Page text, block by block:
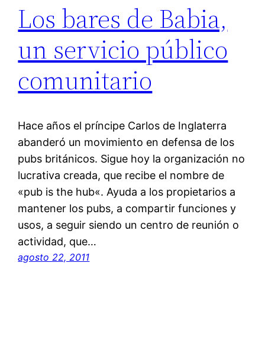
Los bares de Babia,
un servicio público
comunitario
Hace años el príncipe Carlos de Inglaterra
abanderó un movimiento en defensa de los
pubs británicos. Sigue hoy la organización no
lucrativa creada, que recibe el nombre de
«pub is the hub«. Ayuda a los propietarios a
mantener los pubs, a compartir funciones y
usos, a seguir siendo un centro de reunión o
actividad, que…
agosto 22, 2011